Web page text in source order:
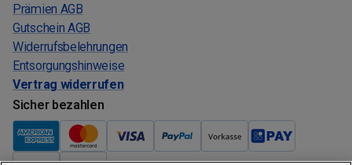
Prämien AGB
Gutschein AGB
Widerrufsbelehrungen
Entsorgungshinweise
Vertrag widerrufen
Sicher bezahlen